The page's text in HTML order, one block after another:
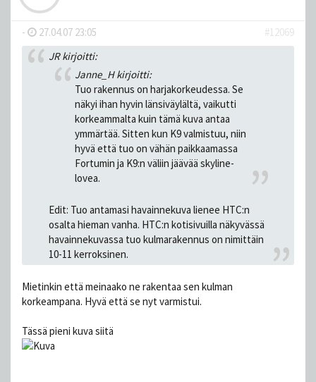
- 27.04.07 23:05
#12069
JR kirjoitti:
Janne_H kirjoitti:
Tuo rakennus on harjakorkeudessa. Se
näkyi ihan hyvin länsiväylältä, vaikutti
korkeammalta kuin tämä kuva antaa
ymmärtää. Sitten kun K9 valmistuu, niin
hyvä että tuo on vähän paikkaamassa
Fortumin ja K9:n väliin jäävää skyline-
lovea.
Edit: Tuo antamasi havainnekuva lienee HTC:n
osalta hieman vanha. HTC:n kotisivuilla näkyvässä
havainnekuvassa tuo kulmarakennus on nimittäin
10-11 kerroksinen.
Mietinkin että meinaako ne rakentaa sen kulman
korkeampana. Hyvä että se nyt varmistui.
Tässä pieni kuva siitä